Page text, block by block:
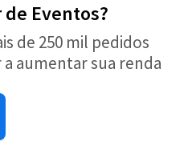
de Eventos?
de 250 mil pedidos
aumentar sua renda